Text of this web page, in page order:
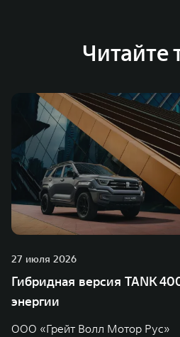
зарубежных – в России,
Читайте
27 июля 2026
Гибридная версия TANK
энергии
ООО «Грейт Волл Мотор Рус»